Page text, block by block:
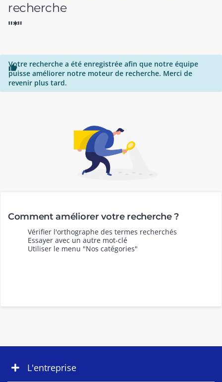
recherche
"*"

Votre recherche a été enregistrée afin que notre équipe
puisse améliorer notre moteur de recherche. Merci de
revenir plus tard.
Comment améliorer votre recherche ?
Vérifier l'orthographe des termes recherchés
Essayer avec un autre mot-clé
Utiliser le menu "Nos catégories"
L'entreprise